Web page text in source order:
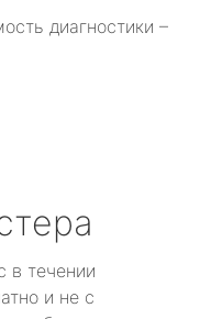
диагностики –
в течении
и не с